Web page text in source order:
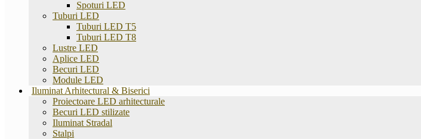
Spoturi LED
Tuburi LED
Tuburi LED T5
Tuburi LED T8
Lustre LED
Aplice LED
Becuri LED
Module LED
Iluminat Arhitectural & Biserici
Proiectoare LED arhitecturale
Becuri LED stilizate
Iluminat Stradal
Stalpi